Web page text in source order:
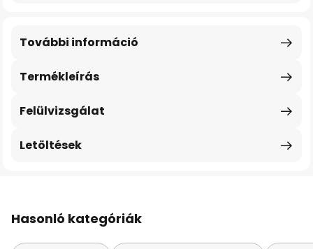
Termékleírás
További információ
Felülvizsgálat
Letöltések
Hasonló kategóriák